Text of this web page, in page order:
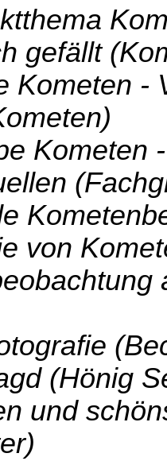
gefällt
Kometen -
Kometen
von
(Hönig
und